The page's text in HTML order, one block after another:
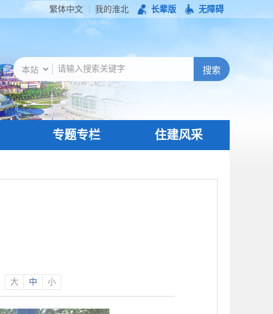
繁体中文 我的淮北 长辈版 无障碍
专题专栏 住建风采
大 中 小